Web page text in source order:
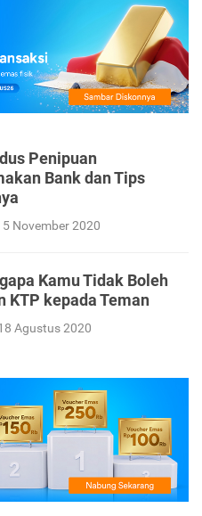
Penipuan
Bank dan Tips
5 November 2020
Kamu Tidak Boleh
KTP kepada Teman
Agustus 2020